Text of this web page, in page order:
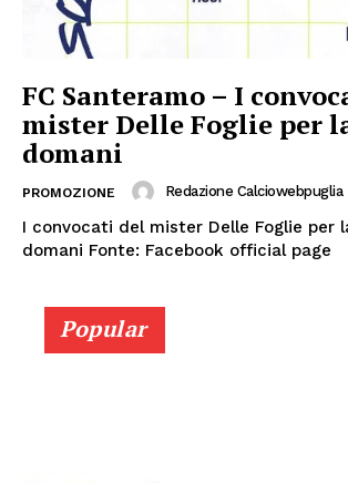
FC Santeramo – I
mister Delle Foglie per
domani
PROMOZIONE Redazione Calciowebpuglia
I convocati del mister Delle Foglie per
domani Fonte: Facebook official page
Popular